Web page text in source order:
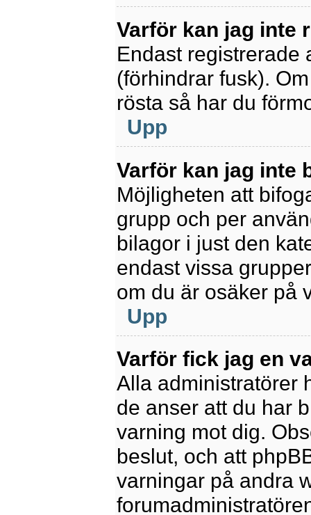
Varför kan jag inte
Endast registrerade
(förhindrar fusk).
rösta så har du
Upp
Varför kan jag inte
Möjligheten att
grupp och per
bilagor i just den
endast vissa
om du är osäker på
Upp
Varför fick jag en
Alla administratörer
de anser att du har
varning mot dig.
beslut, och att
varningar på andra